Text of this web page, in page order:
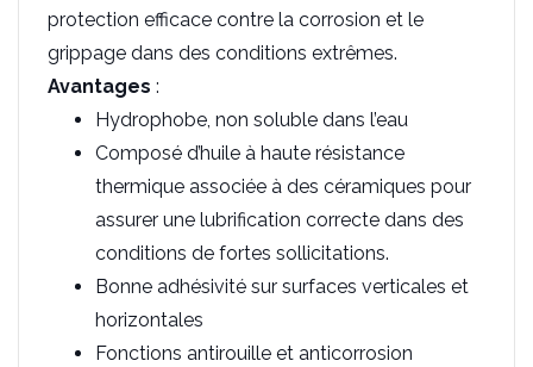
protection efficace contre la corrosion et le
grippage dans des conditions extrêmes.
Avantages :
Hydrophobe, non soluble dans l’eau
Composé d’huile à haute résistance
thermique associée à des céramiques pour
assurer une lubrification correcte dans des
conditions de fortes sollicitations.
Bonne adhésivité sur surfaces verticales et
horizontales
Fonctions antirouille et anticorrosion